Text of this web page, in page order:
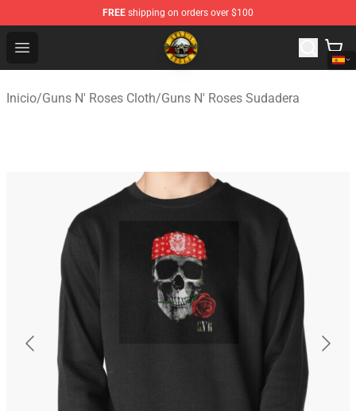
FREE shipping on orders over $100
Open menu
Guns N' Roses Store - Official Guns N' Roses
Inicio/Guns N' Roses Cloth/Guns N' Roses Sudadera